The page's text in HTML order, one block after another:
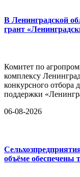
В Ленинградской
грант
Комитет по
комплексу
конкурсного отбора
поддержки
06-08-2026
объёме обеспечены